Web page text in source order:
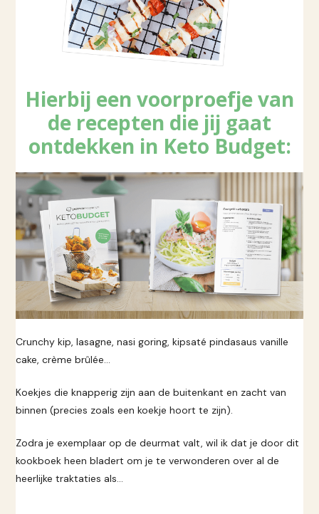
Hierbij een voorproefje van
de recepten die jij gaat
ontdekken in Keto Budget:
Crunchy kip, lasagne, nasi goring, kipsaté pindasaus vanille
cake, crème brûlée…
Koekjes die knapperig zijn aan de buitenkant en zacht van
binnen (precies zoals een koekje hoort te zijn).
Zodra je exemplaar op de deurmat valt, wil ik dat je door dit
kookboek heen bladert om je te verwonderen over al de
heerlijke traktaties als…